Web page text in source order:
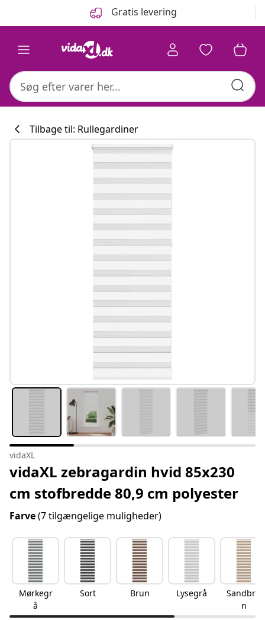
Gratis levering
#sharemevidaxl
Tilbage til: Rullegardiner
vidaXL
vidaXL zebragardin hvid 85x230
cm stofbredde 80,9 cm polyester
Farve(7 tilgængelige muligheder)
Mørkegr
å
Sort Brun Lysegrå
Sandbru
n